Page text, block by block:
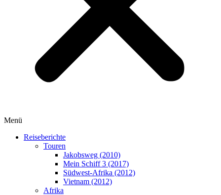
Menü
Reiseberichte
Touren
Jakobsweg (2010)
Mein Schiff 3 (2017)
Südwest-Afrika (2012)
Vietnam (2012)
Afrika